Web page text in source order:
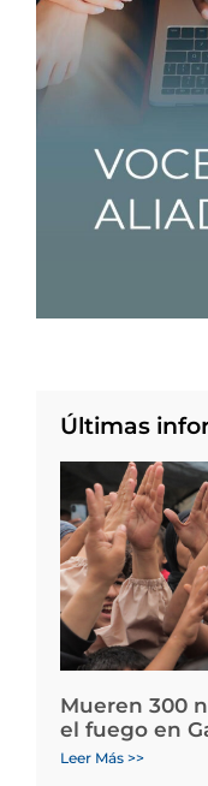
Últimas
Mueren 300
el fuego en
Leer Más >>